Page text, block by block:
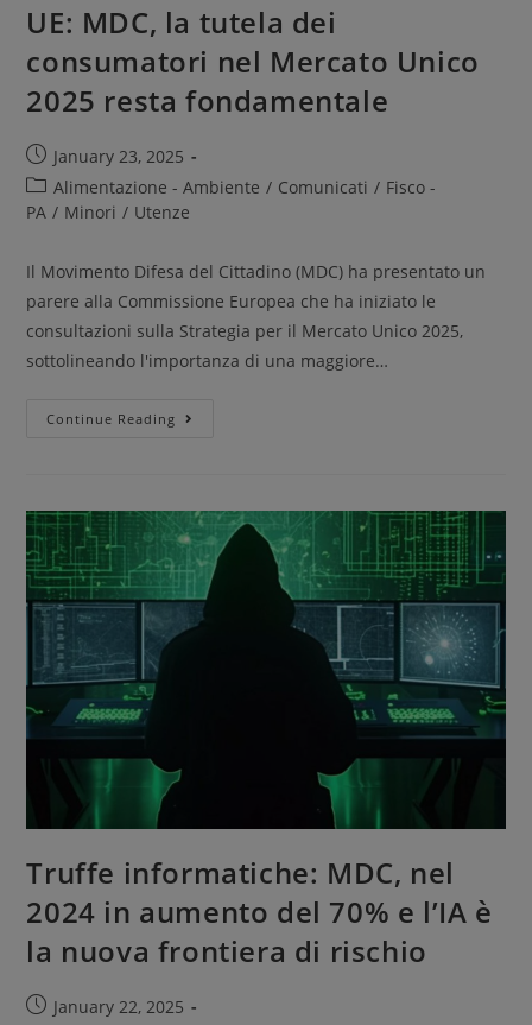
UE: MDC, la tutela dei
consumatori nel Mercato Unico
2025 resta fondamentale
January 23, 2025
Alimentazione - Ambiente / Comunicati / Fisco -
PA / Minori / Utenze
Il Movimento Difesa del Cittadino (MDC) ha presentato un
parere alla Commissione Europea che ha iniziato le
consultazioni sulla Strategia per il Mercato Unico 2025,
sottolineando l'importanza di una maggiore…
Continue Reading
Truffe informatiche: MDC, nel
2024 in aumento del 70% e l’IA è
la nuova frontiera di rischio
January 22, 2025